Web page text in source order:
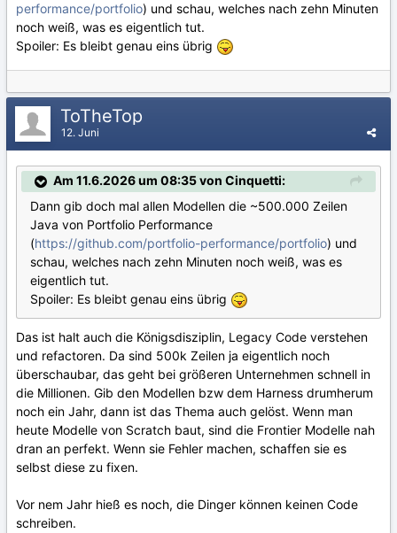
performance/portfolio) und schau, welches nach zehn Minuten
noch weiß, was es eigentlich tut.
Spoiler: Es bleibt genau eins übrig
ToTheTop
12. Juni
Am 11.6.2026 um 08:35 von Cinquetti:
Dann gib doch mal allen Modellen die ~500.000 Zeilen
Java von Portfolio Performance
(https://github.com/portfolio-performance/portfolio) und
schau, welches nach zehn Minuten noch weiß, was es
eigentlich tut.
Spoiler: Es bleibt genau eins übrig
Das ist halt auch die Königsdisziplin, Legacy Code verstehen
und refactoren. Da sind 500k Zeilen ja eigentlich noch
überschaubar, das geht bei größeren Unternehmen schnell in
die Millionen. Gib den Modellen bzw dem Harness drumherum
noch ein Jahr, dann ist das Thema auch gelöst. Wenn man
heute Modelle von Scratch baut, sind die Frontier Modelle nah
dran an perfekt. Wenn sie Fehler machen, schaffen sie es
selbst diese zu fixen.
Vor nem Jahr hieß es noch, die Dinger können keinen Code
schreiben.